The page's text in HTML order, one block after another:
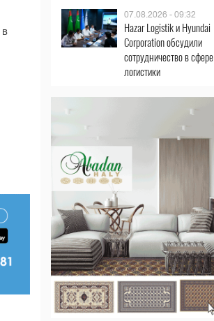
в
07.08.2026 - 09:32
Hazar Logistik и Hyundai
Corporation обсудили
сотрудничество в сфере
логистики